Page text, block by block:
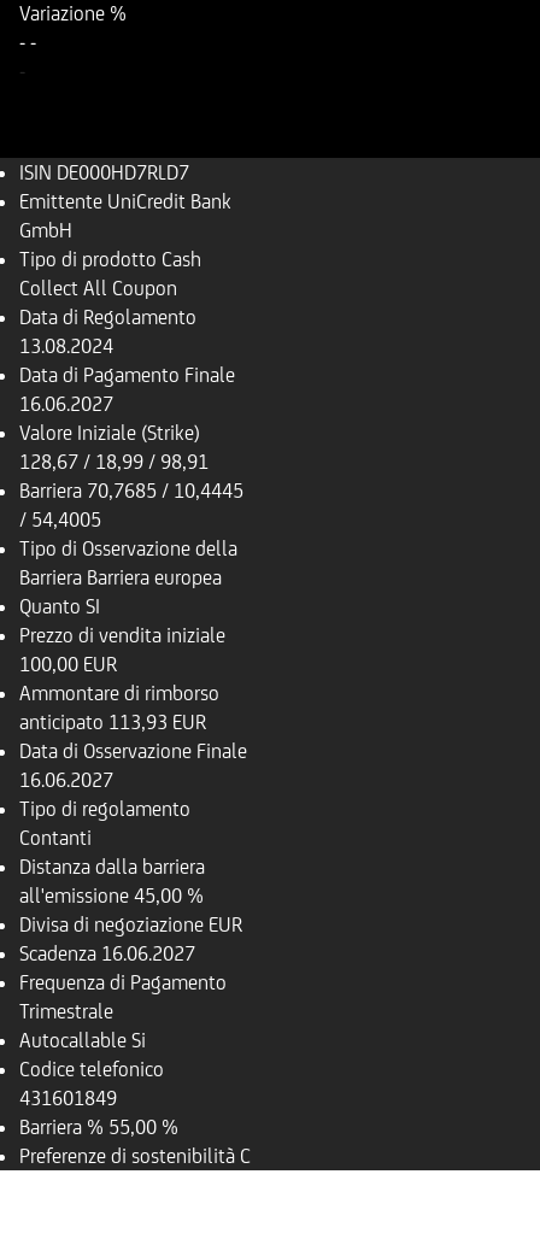
Variazione %
- -
-
ISIN DE000HD7RLD7
Emittente UniCredit Bank
GmbH
Tipo di prodotto Cash
Collect All Coupon
Data di Regolamento
13.08.2024
Data di Pagamento Finale
16.06.2027
Valore Iniziale (Strike)
128,67 / 18,99 / 98,91
Barriera 70,7685 / 10,4445
/ 54,4005
Tipo di Osservazione della
Barriera Barriera europea
Quanto SI
Prezzo di vendita iniziale
100,00 EUR
Ammontare di rimborso
anticipato 113,93 EUR
Data di Osservazione Finale
16.06.2027
Tipo di regolamento
Contanti
Distanza dalla barriera
all'emissione 45,00 %
Divisa di negoziazione EUR
Scadenza 16.06.2027
Frequenza di Pagamento
Trimestrale
Autocallable Si
Codice telefonico
431601849
Barriera % 55,00 %
Preferenze di sostenibilità C